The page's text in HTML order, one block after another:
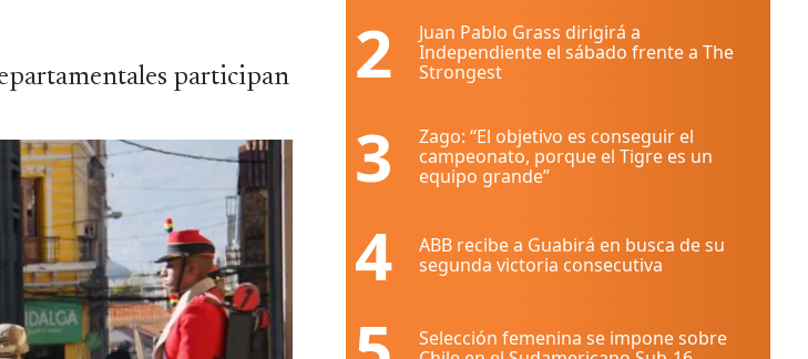
participan
2
Juan Pablo Grass dirigirá a
Independiente el sábado frente a The
Strongest
3
Zago: “El objetivo es conseguir el
campeonato, porque el Tigre es un
equipo grande”
4
ABB recibe a Guabirá en busca de su
segunda victoria consecutiva
Selección femenina se impone sobre